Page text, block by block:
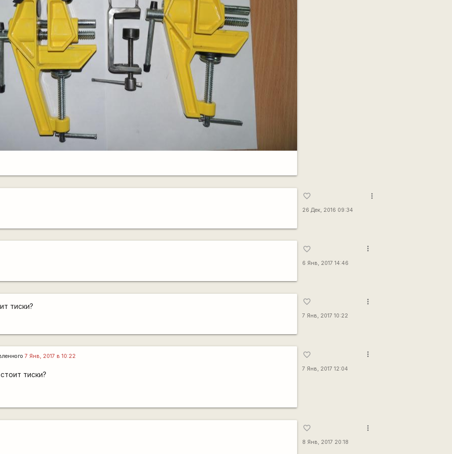
favorite_border
26 Дек, 2016 09:34
more_vert
favorite_border
6 Янв, 2017 14:46
more_vert
тиски?
favorite_border
7 Янв, 2017 10:22
more_vert
7 Янв, 2017 в 10:22
тиски?
favorite_border
7 Янв, 2017 12:04
more_vert
favorite_border
8 Янв, 2017 20:18
more_vert